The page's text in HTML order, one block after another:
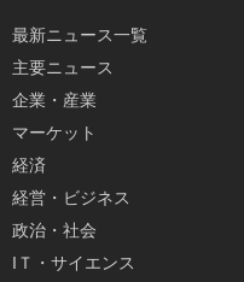
最新ニュース一覧
主要ニュース
企業・産業
マーケット
経済
経営・ビジネス
政治・社会
IＴ・サイエンス